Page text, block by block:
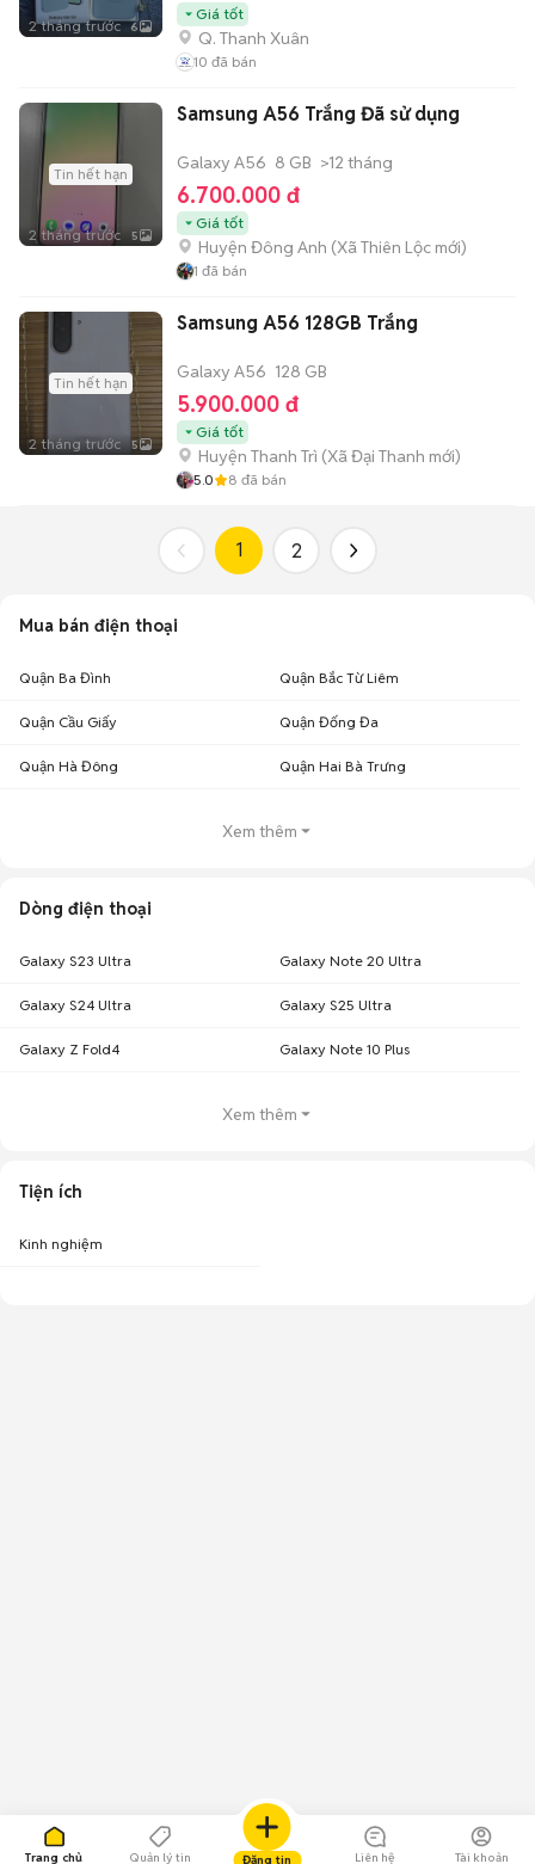
Trang chủ Quản lý tin Đăng tin Liên hệ Tài khoản
2 tháng trước 6
Giá tốt
Q. Thanh Xuân
10 đã bán
Tin hết hạn
2 tháng trước 5
Samsung A56 Trắng Đã sử dụng
Galaxy A56 8 GB >12 tháng
6.700.000 đ
Giá tốt
Huyện Đông Anh (Xã Thiên Lộc mới)
1 đã bán
Tin hết hạn
2 tháng trước 5
Samsung A56 128GB Trắng
Galaxy A56 128 GB
5.900.000 đ
Giá tốt
Huyện Thanh Trì (Xã Đại Thanh mới)
5.0 8 đã bán
1 2
Mua bán điện thoại
Quận Ba Đình Quận Bắc Từ Liêm
Quận Cầu Giấy Quận Đống Đa
Quận Hà Đông Quận Hai Bà Trưng
Xem thêm
Dòng điện thoại
Galaxy S23 Ultra Galaxy Note 20 Ultra
Galaxy S24 Ultra Galaxy S25 Ultra
Galaxy Z Fold4 Galaxy Note 10 Plus
Xem thêm
Tiện ích
Kinh nghiệm